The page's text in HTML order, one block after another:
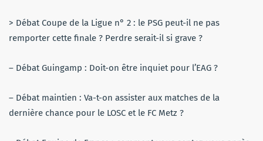
> Débat Coupe de la Ligue n° 2 : le PSG peut-il ne pas
remporter cette finale ? Perdre serait-il si grave ?
– Débat Guingamp : Doit-on être inquiet pour l’EAG ?
– Débat maintien : Va-t-on assister aux matches de la
dernière chance pour le LOSC et le FC Metz ?